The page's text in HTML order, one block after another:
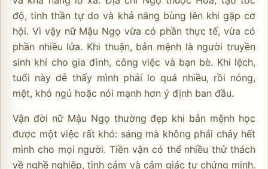
độ, tinh thần tự do và khả năng bùng lên khi gặp cơ
hội. Vì vậy nữ Mậu Ngọ vừa có phần thực tế, vừa có
phần nhiều lửa. Khi thuận, bản mệnh là người truyền
sinh khí cho gia đình, công việc và bạn bè. Khi lệch,
tuổi này dễ thấy mình phải lo quá nhiều, rồi nóng,
mệt, khó ngủ hoặc nói mạnh hơn ý định ban đầu.
Vận đời nữ Mậu Ngọ thường đẹp khi bản mệnh học
được một việc rất khó: sáng mà không phải cháy hết
mình cho mọi người. Tiền vận có thể nhiều thử thách
về nghề nghiệp, tình cảm và cảm giác tự chứng minh.